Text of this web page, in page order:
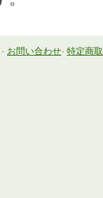
- お問い合わせ- 特定商